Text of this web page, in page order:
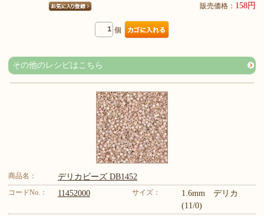
販売価格： 158円
個
その他のレシピはこちら
商品名： デリカビーズ DB1452
コードNo.： 11452000 サイズ：
1.6mm デリカ
(11/0)